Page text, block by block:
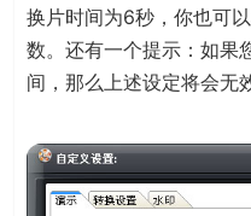
换片时间为6秒，你也可
数。还有一个提示：如果
间，那么上述设定将会无